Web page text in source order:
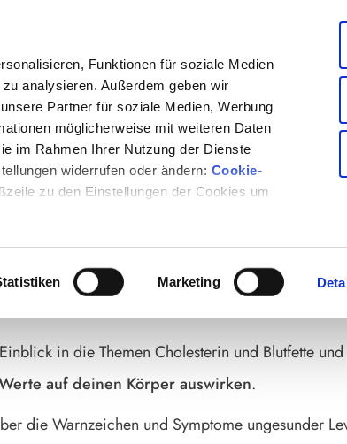
Funktionen für soziale Medien
analysieren. Außerdem geben wir
Partner für soziale Medien, Werbung
möglicherweise mit weiteren Daten
im Rahmen Ihrer Nutzung der Dienste
widerrufen oder ändern: Cookie-
zu den Einstellungen der Cookies um
Marketing
...
NICHT
in die Themen Cholesterin und Blutfette
auf deinen Körper auswirken.
die Warnzeichen und Symptome ungesunder